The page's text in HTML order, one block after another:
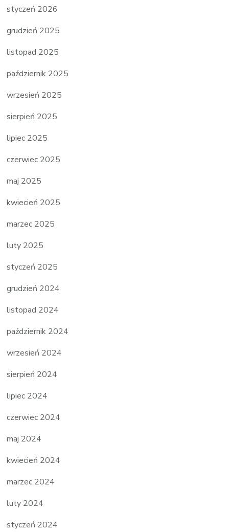
styczeń 2026
grudzień 2025
listopad 2025
październik 2025
wrzesień 2025
sierpień 2025
lipiec 2025
czerwiec 2025
maj 2025
kwiecień 2025
marzec 2025
luty 2025
styczeń 2025
grudzień 2024
listopad 2024
październik 2024
wrzesień 2024
sierpień 2024
lipiec 2024
czerwiec 2024
maj 2024
kwiecień 2024
marzec 2024
luty 2024
styczeń 2024